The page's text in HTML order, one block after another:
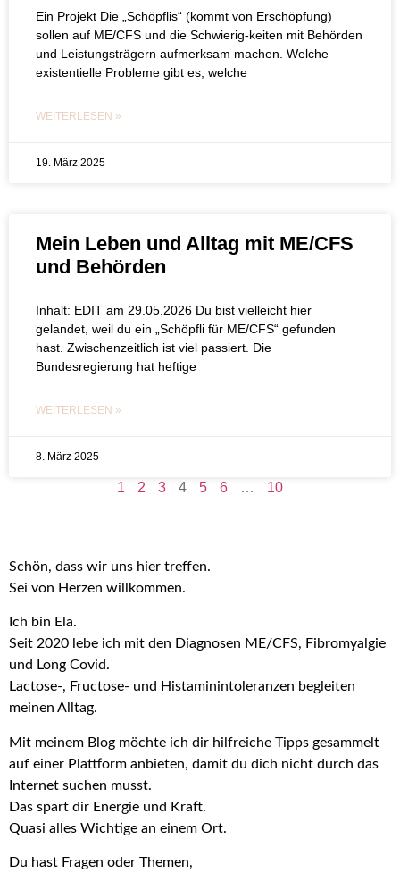
Ein Projekt Die „Schöpflis“ (kommt von Erschöpfung)
sollen auf ME/CFS und die Schwierig-keiten mit Behörden
und Leistungsträgern aufmerksam machen. Welche
existentielle Probleme gibt es, welche
WEITERLESEN »
19. März 2025
Mein Leben und Alltag mit ME/CFS
und Behörden
Inhalt: EDIT am 29.05.2026 Du bist vielleicht hier
gelandet, weil du ein „Schöpfli für ME/CFS“ gefunden
hast. Zwischenzeitlich ist viel passiert. Die
Bundesregierung hat heftige
WEITERLESEN »
8. März 2025
1 2 3 4 5 6 … 10
Schön, dass wir uns hier treffen.
Sei von Herzen willkommen.
Ich bin Ela.
Seit 2020 lebe ich mit den Diagnosen ME/CFS, Fibromyalgie
und Long Covid.
Lactose-, Fructose- und Histaminintoleranzen begleiten
meinen Alltag.
Mit meinem Blog möchte ich dir hilfreiche Tipps gesammelt
auf einer Plattform anbieten, damit du dich nicht durch das
Internet suchen musst.
Das spart dir Energie und Kraft.
Quasi alles Wichtige an einem Ort.
Du hast Fragen oder Themen,